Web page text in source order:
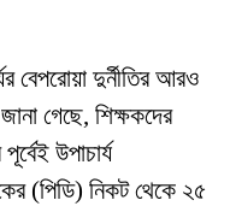
বেপরোয়া দুর্নীতির আরও
গেছে, শিক্ষকদের
উপাচার্য
(পিডি) নিকট থেকে ২৫